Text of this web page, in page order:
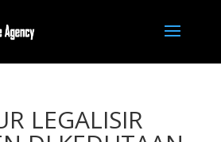
LEGALISIR